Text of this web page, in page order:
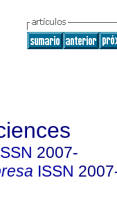
2007-
ISSN